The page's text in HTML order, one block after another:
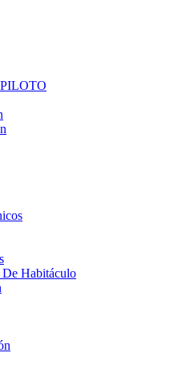
Habitáculo